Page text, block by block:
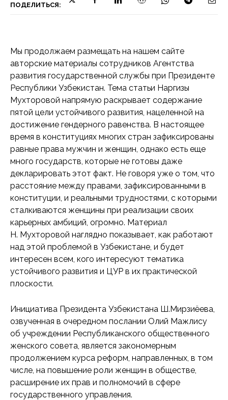
ПОДЕЛИТЬСЯ:
Мы продолжаем размещать на нашем сайте
авторские материалы сотрудников Агентства
развития государственной службы при Президенте
Республики Узбекистан. Тема статьи Наргизы
Мухторовой напрямую раскрывает содержание
пятой цели устойчивого развития, нацеленной на
достижение гендерного равенства. В настоящее
время в конституциях многих стран зафиксированы
равные права мужчин и женщин, однако есть еще
много государств, которые не готовы даже
декларировать этот факт. Не говоря уже о том, что
расстояние между правами, зафиксированными в
конституции, и реальными трудностями, с которыми
сталкиваются женщины при реализации своих
карьерных амбиций, огромно. Материал
Н. Мухторовой наглядно показывает, как работают
над этой проблемой в Узбекистане, и будет
интересен всем, кого интересуют тематика
устойчивого развития и ЦУР в их практической
плоскости.
Инициатива Президента Узбекистана Ш.Мирзиёева,
озвученная в очередном послании Олий Мажлису
об учреждении Республиканского общественного
женского совета, является закономерным
продолжением курса реформ, направленных, в том
числе, на повышение роли женщин в обществе,
расширение их прав и полномочий в сфере
государственного управления.